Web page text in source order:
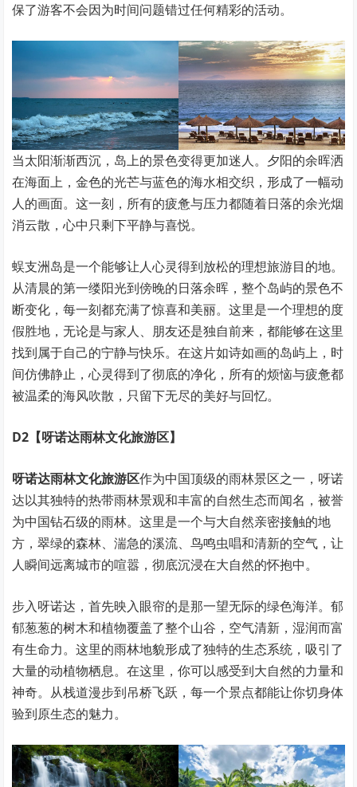
保了游客不会因为时间问题错过任何精彩的活动。
当太阳渐渐西沉，岛上的景色变得更加迷人。夕阳的余晖洒
在海面上，金色的光芒与蓝色的海水相交织，形成了一幅动
人的画面。这一刻，所有的疲惫与压力都随着日落的余光烟
消云散，心中只剩下平静与喜悦。
蜈支洲岛是一个能够让人心灵得到放松的理想旅游目的地。
从清晨的第一缕阳光到傍晚的日落余晖，整个岛屿的景色不
断变化，每一刻都充满了惊喜和美丽。这里是一个理想的度
假胜地，无论是与家人、朋友还是独自前来，都能够在这里
找到属于自己的宁静与快乐。在这片如诗如画的岛屿上，时
间仿佛静止，心灵得到了彻底的净化，所有的烦恼与疲惫都
被温柔的海风吹散，只留下无尽的美好与回忆。
D2【呀诺达雨林文化旅游区】
呀诺达雨林文化旅游区作为中国顶级的雨林景区之一，呀诺
达以其独特的热带雨林景观和丰富的自然生态而闻名，被誉
为中国钻石级的雨林。这里是一个与大自然亲密接触的地
方，翠绿的森林、湍急的溪流、鸟鸣虫唱和清新的空气，让
人瞬间远离城市的喧嚣，彻底沉浸在大自然的怀抱中。
步入呀诺达，首先映入眼帘的是那一望无际的绿色海洋。郁
郁葱葱的树木和植物覆盖了整个山谷，空气清新，湿润而富
有生命力。这里的雨林地貌形成了独特的生态系统，吸引了
大量的动植物栖息。在这里，你可以感受到大自然的力量和
神奇。从栈道漫步到吊桥飞跃，每一个景点都能让你切身体
验到原生态的魅力。